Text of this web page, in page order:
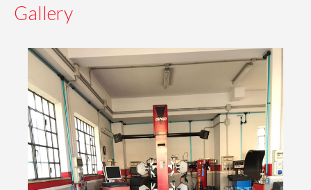
Gallery